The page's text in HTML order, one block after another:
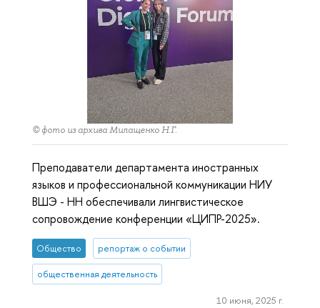
© фото из архива Милащенко Н.Г.
Преподаватели департамента иностранных
языков и профессиональной коммуникации НИУ
ВШЭ - НН обеспечивали лингвистическое
сопровождение конференции «ЦИПР-2025».
Общество репортаж о событии
общественная деятельность
10 июня, 2025 г.